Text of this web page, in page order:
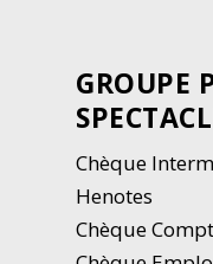
GROUPE
Chèque
Henotes
Chèque